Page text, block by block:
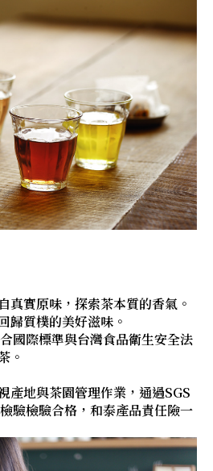
真實原味，探索茶本質的香氣。
歸質樸的美好滋味。
國際標準與台灣食品衛生安全法
。
產地與茶園管理作業，通過SGS
驗檢驗合格，和泰產品責任險一